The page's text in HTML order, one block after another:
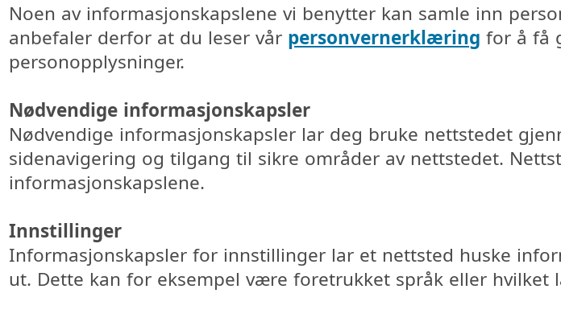
Noen av informasjonskapslene vi benytter kan samle inn
anbefaler derfor at du leser vår personvernerklæring for å få
personopplysninger.
Nødvendige informasjonskapsler
Nødvendige informasjonskapsler lar deg bruke nettstedet
sidenavigering og tilgang til sikre områder av nettstedet.
informasjonskapslene.
Innstillinger
Informasjonskapsler for innstillinger lar et nettsted huske
ut. Dette kan for eksempel være foretrukket språk eller hvilket